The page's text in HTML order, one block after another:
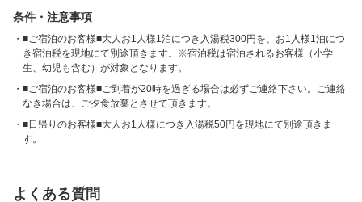
条件・注意事項
■ご宿泊のお客様■大人お1人様1泊につき入湯税300円を、お1人様1泊につ
き宿泊税を現地にて別途頂きます。※宿泊税は宿泊されるお客様（小学
生、幼児も含む）が対象となります。
■ご宿泊のお客様■ご到着が20時を過ぎる場合は必ずご連絡下さい。ご連絡
なき場合は、ご夕食放棄とさせて頂きます。
■日帰りのお客様■大人お1人様につき入湯税50円を現地にて別途頂きま
す。
よくある質問